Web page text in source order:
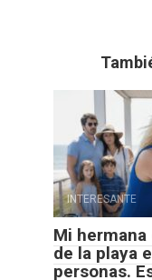
INTERESANTE
Mi
de la playa
personas.